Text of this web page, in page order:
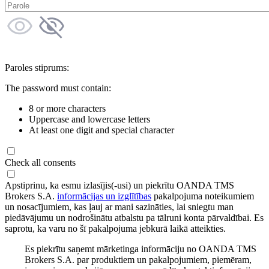
Paroles stiprums:
The password must contain:
8 or more characters
Uppercase and lowercase letters
At least one digit and special character
Check all consents
Apstiprinu, ka esmu izlasījis(-usi) un piekrītu OANDA TMS
Brokers S.A. informācijas un izglītības pakalpojuma noteikumiem
un nosacījumiem, kas ļauj ar mani sazināties, lai sniegtu man
piedāvājumu un nodrošinātu atbalstu pa tālruni konta pārvaldībai. Es
saprotu, ka varu no šī pakalpojuma jebkurā laikā atteikties.
Es piekrītu saņemt mārketinga informāciju no OANDA TMS
Brokers S.A. par produktiem un pakalpojumiem, piemēram,